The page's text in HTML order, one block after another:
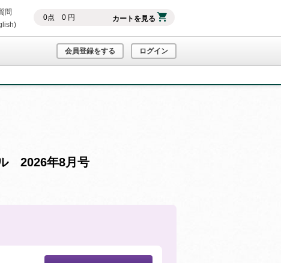
0点 0円 カートを見る
問
会員登録をする ログイン
2026年8月号